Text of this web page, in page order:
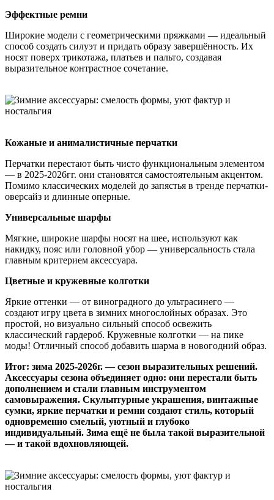
Эффектные ремни
Широкие модели с геометрическими пряжками — идеальный
способ создать силуэт и придать образу завершённость. Их
носят поверх трикотажа, платьев и пальто, создавая
выразительное контрастное сочетание.
Кожаные и анималистичные перчатки
Перчатки перестают быть чисто функциональным элементом
— в 2025-2026гг. они становятся самостоятельным акцентом.
Помимо классических моделей до запястья в тренде перчатки-
оверсайз и длинные оперные.
Универсальные шарфы
Мягкие, широкие шарфы носят на шее, используют как
накидку, пояс или головной убор — универсальность стала
главным критерием аксессуара.
Цветные и кружевные колготки
Яркие оттенки — от виноградного до ультрасинего —
создают игру цвета в зимних многослойных образах. Это
простой, но визуально сильный способ освежить
классический гардероб. Кружевные колготки — на пике
моды! Отличный способ добавить шарма в новогодний образ.
Итог: зима 2025-2026г. — сезон выразительных решений.
Аксессуары сезона объединяет одно: они перестали быть
дополнением и стали главным инструментом
самовыражения. Скульптурные украшения, винтажные
сумки, яркие перчатки и ремни создают стиль, который
одновременно смелый, уютный и глубоко
индивидуальный. Зима ещё не была такой выразительной
— и такой вдохновляющей.